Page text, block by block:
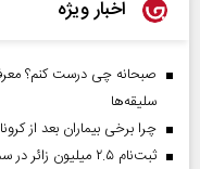
اخبار ویژه
سلیقه‌ها
چرا برخی بیماران بعد از
ثبت‌نام ۲.۵ میلیون زائر در سماح | عبور ۱.۷ میلیون نفر از مرز‌های اربعین